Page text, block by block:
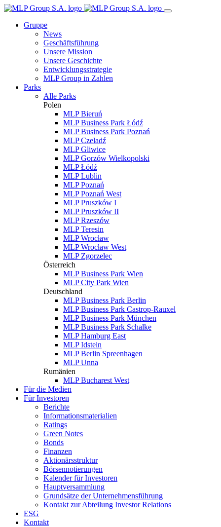
Gruppe
News
Geschäftsführung
Unsere Mission
Unsere Geschichte
Entwicklungsstrategie
MLP Group in Zahlen
Parks
Alle Parks
Polen
MLP Bieruń
MLP Business Park Łódź
MLP Business Park Poznań
MLP Czeladź
MLP Gliwice
MLP Gorzów Wielkopolski
MLP Łódź
MLP Lublin
MLP Poznań
MLP Poznań West
MLP Pruszków I
MLP Pruszków II
MLP Rzeszów
MLP Teresin
MLP Wrocław
MLP Wrocław West
MLP Zgorzelec
Österreich
MLP Business Park Wien
MLP City Park Wien
Deutschland
MLP Business Park Berlin
MLP Business Park Castrop-Rauxel
MLP Business Park München
MLP Business Park Schalke
MLP Hamburg East
MLP Idstein
MLP Berlin Spreenhagen
MLP Unna
Rumänien
MLP Bucharest West
Für die Medien
Für Investoren
Berichte
Informationsmaterialien
Ratings
Green Notes
Bonds
Finanzen
Aktionärsstruktur
Börsennotierungen
Kalender für Investoren
Hauptversammlung
Grundsätze der Unternehmensführung
Kontakt zur Abteilung Investor Relations
ESG
Kontakt